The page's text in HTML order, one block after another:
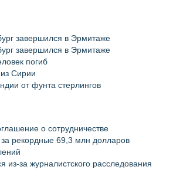
завершился в Эрмитаже
завершился в Эрмитаже
погиб
Сирии
от фунта стерлингов
о сотрудничестве
рекордные 69,3 млн долларов
из-за журналистского расследования